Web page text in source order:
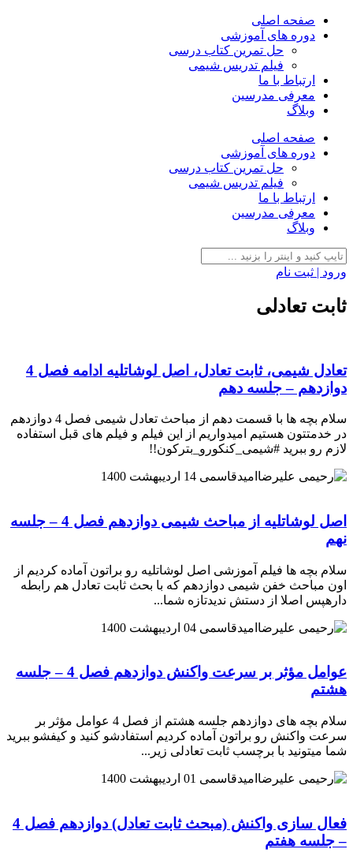
صفحه اصلی
دوره های آموزشی
حل تمرین کتاب درسی
فیلم تدریس شیمی
ارتباط با ما
معرفی مدرسین
وبلاگ
صفحه اصلی
دوره های آموزشی
حل تمرین کتاب درسی
فیلم تدریس شیمی
ارتباط با ما
معرفی مدرسین
وبلاگ
ورود | ثبت نام
ثابت تعادلی
تعادل شیمی، ثابت تعادل، اصل لوشاتلیه ادامه فصل 4
دوازدهم – جلسه دهم
سلام بچه ها با قسمت دهم از مباحث تعادل شیمی فصل 4 دوازدهم
در خدمتتون هستیم امیدواریم از این فیلم و فیلم های قبل استفاده
لازم رو ببرید #شیمی_کنکورو_بترکون!!
امیدقاسمی 14 اردیبهشت 1400
اصل لوشاتلیه از مباحث شیمی دوازدهم فصل 4 – جلسه
نهم
سلام بچه ها فیلم آموزشی اصل لوشاتلیه رو براتون آماده کردیم از
اون مباحث خفن شیمی دوازدهم که با بحث ثابت تعادل هم رابطه
دارهپس اصلا از دستش ندیدتازه شما...
امیدقاسمی 04 اردیبهشت 1400
عوامل مؤثر بر سرعت واکنش دوازدهم فصل 4 – جلسه
هشتم
سلام بچه های دوازدهم جلسه هشتم از فصل 4 عوامل مؤثر بر
سرعت واکنش رو براتون آماده کردیم استفادشو کنید و کیفشو ببرید
شما میتونید با برچسب ثابت تعادلی زیر...
امیدقاسمی 01 اردیبهشت 1400
فعال سازی واکنش (مبحث ثابت تعادل) دوازدهم فصل 4
– جلسه هفتم